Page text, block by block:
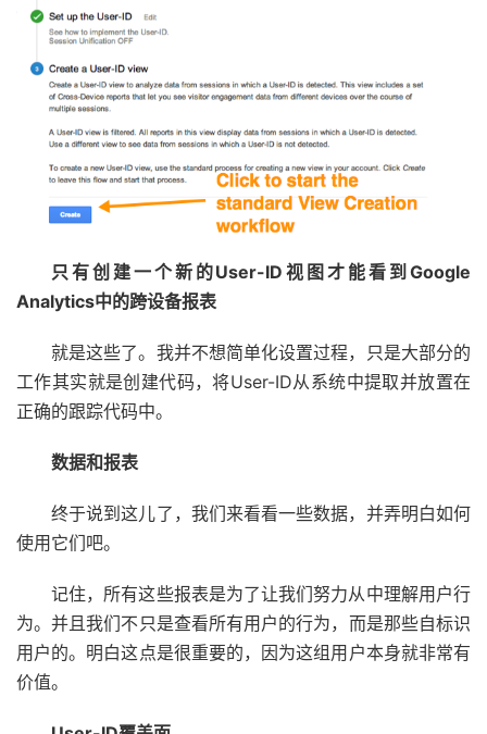
只有创建一个新的User-ID视图才能看到Google
Analytics中的跨设备报表
就是这些了。我并不想简单化设置过程，只是大部分的
工作其实就是创建代码，将User-ID从系统中提取并放置在
正确的跟踪代码中。
数据和报表
终于说到这儿了，我们来看看一些数据，并弄明白如何
使用它们吧。
记住，所有这些报表是为了让我们努力从中理解用户行
为。并且我们不只是查看所有用户的行为，而是那些自标识
用户的。明白这点是很重要的，因为这组用户本身就非常有
价值。